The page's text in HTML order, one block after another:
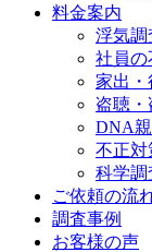
料金案内
浮気調
社員の
家出・
盗聴・
DNA
不正対
科学調
ご依頼の流
調査事例
お客様の声